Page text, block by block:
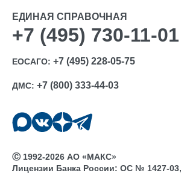
ЕДИНАЯ СПРАВОЧНАЯ
+7 (495) 730-11-01
ЕОСАГО: +7 (495) 228-05-75
ДМС: +7 (800) 333-44-03
Ⓒ 1992-2026 АО «МАКС»
Лицензии Банка России: ОС № 1427-